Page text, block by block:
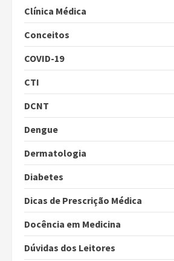
Clínica Médica
Conceitos
COVID-19
CTI
DCNT
Dengue
Dermatologia
Diabetes
Dicas de Prescrição Médica
Docência em Medicina
Dúvidas dos Leitores